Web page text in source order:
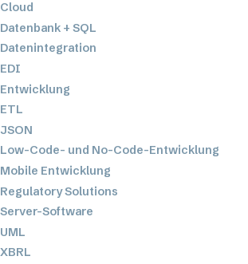
Cloud
Datenbank + SQL
Datenintegration
EDI
Entwicklung
ETL
JSON
Low-Code- und No-Code-Entwicklung
Mobile Entwicklung
Regulatory Solutions
Server-Software
UML
XBRL